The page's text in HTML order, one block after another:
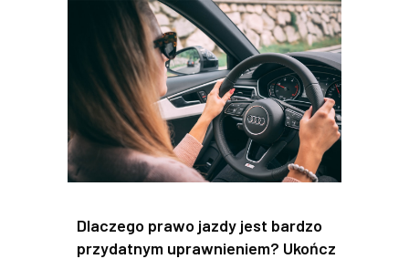
Dlaczego prawo jazdy jest bardzo
przydatnym uprawnieniem? Ukończ